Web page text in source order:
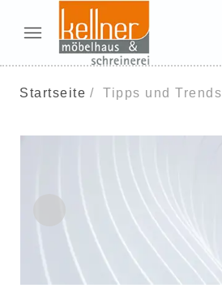
Startseite Tipps und Trends